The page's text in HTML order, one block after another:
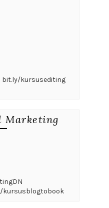
kursusediting
Marketing
kursusblogtobook